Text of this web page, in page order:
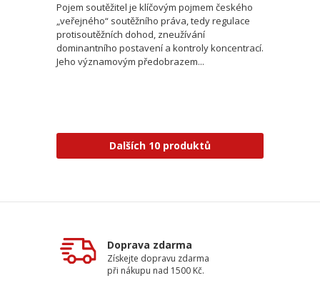
Pojem soutěžitel je klíčovým pojmem českého
„veřejného“ soutěžního práva, tedy regulace
protisoutěžních dohod, zneužívání
dominantního postavení a kontroly koncentrací.
Jeho významovým předobrazem...
Dalších 10 produktů
Doprava zdarma
Získejte dopravu zdarma
při nákupu nad 1500 Kč.